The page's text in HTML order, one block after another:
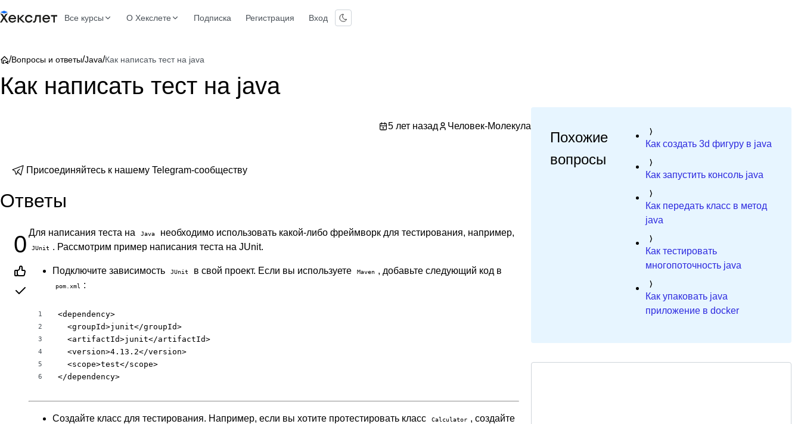
Все курсы О Хекслете Подписка Регистрация Вход
/Вопросы и ответы/Java/Как написать тест на java
Как написать тест на java
5 лет назад Человек-Молекула
Присоединяйтесь к нашему Telegram-сообществу
Ответы
0 Для написания теста на Java необходимо использовать какой-либо фреймворк для тестирования, например,
JUnit . Рассмотрим пример написания теста на JUnit.
Подключите зависимость JUnit в свой проект. Если вы используете Maven , добавьте следующий код в
pom.xml :
1
2
3
4
5
6
<dependency>
  <groupId>junit</groupId>
  <artifactId>junit</artifactId>
  <version>4.13.2</version>
  <scope>test</scope>
</dependency>
Создайте класс для тестирования. Например, если вы хотите протестировать класс Calculator , создайте
Похожие
вопросы
Как создать 3d фигуру в java
Как запустить консоль java
Как передать класс в метод
java
Как тестировать
многопоточность java
Как упаковать java
приложение в docker